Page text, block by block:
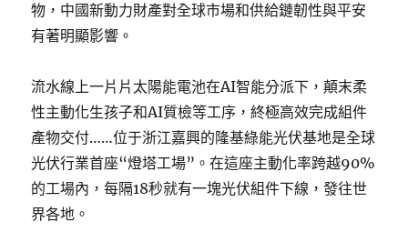
物，中國新動力財產對全球市場和供給鏈韌性與平安
有著明顯影響。
流水線上一片片太陽能電池在AI智能分派下，顛末柔
性主動化生孩子和AI質檢等工序，終極高效完成組件
產物交付……位于浙江嘉興的隆基綠能光伏基地是全球
光伏行業首座“燈塔工場”。在這座主動化率跨越90%
的工場內，每隔18秒就有一塊光伏組件下線，發往世
界各地。